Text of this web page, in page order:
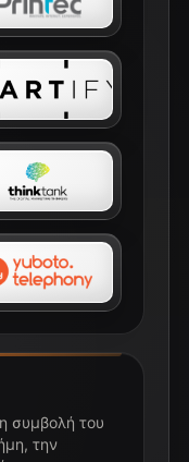
συμβολή του
την